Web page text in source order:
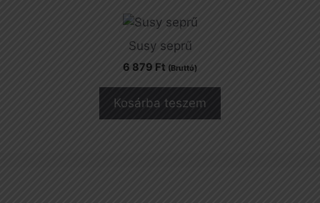
Susy seprű
6 879 Ft (Bruttó)
Kosárba teszem